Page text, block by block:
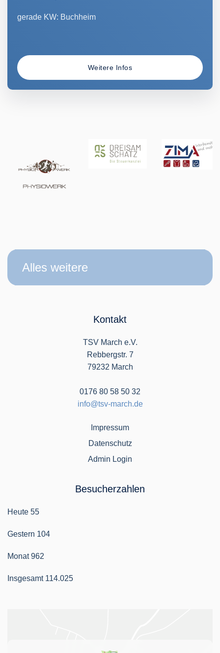
gerade KW: Buchheim
Weitere Infos
Alles weitere
Kontakt
TSV March e.V.
Rebbergstr. 7
79232 March
0176 80 58 50 32
info@tsv-march.de
Impressum
Datenschutz
Admin Login
Besucherzahlen
Heute 55
Gestern 104
Monat962
Insgesamt 114.025